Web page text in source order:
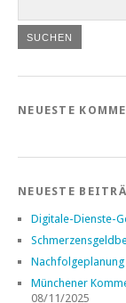
NEUESTE
NEUESTE
Digitale-Dienste-
Münchener
08/11/2025